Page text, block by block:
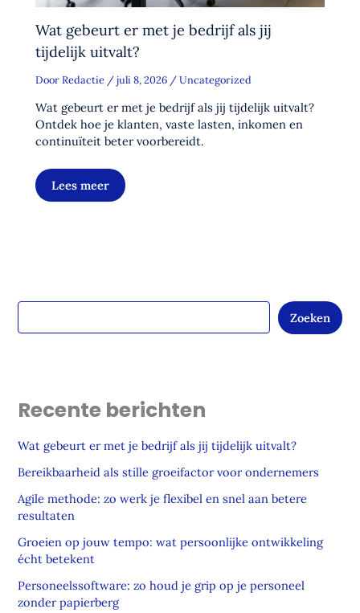
Wat gebeurt er met je bedrijf als jij
tijdelijk uitvalt?
Door Redactie /juli 8, 2026 /Uncategorized
Wat gebeurt er met je bedrijf als jij tijdelijk uitvalt?
Ontdek hoe je klanten, vaste lasten, inkomen en
continuïteit beter voorbereidt.
Lees meer
Zoeken
Recente berichten
Wat gebeurt er met je bedrijf als jij tijdelijk uitvalt?
Bereikbaarheid als stille groeifactor voor ondernemers
Agile methode: zo werk je flexibel en snel aan betere
resultaten
Groeien op jouw tempo: wat persoonlijke ontwikkeling
écht betekent
Personeelssoftware: zo houd je grip op je personeel
zonder papierberg